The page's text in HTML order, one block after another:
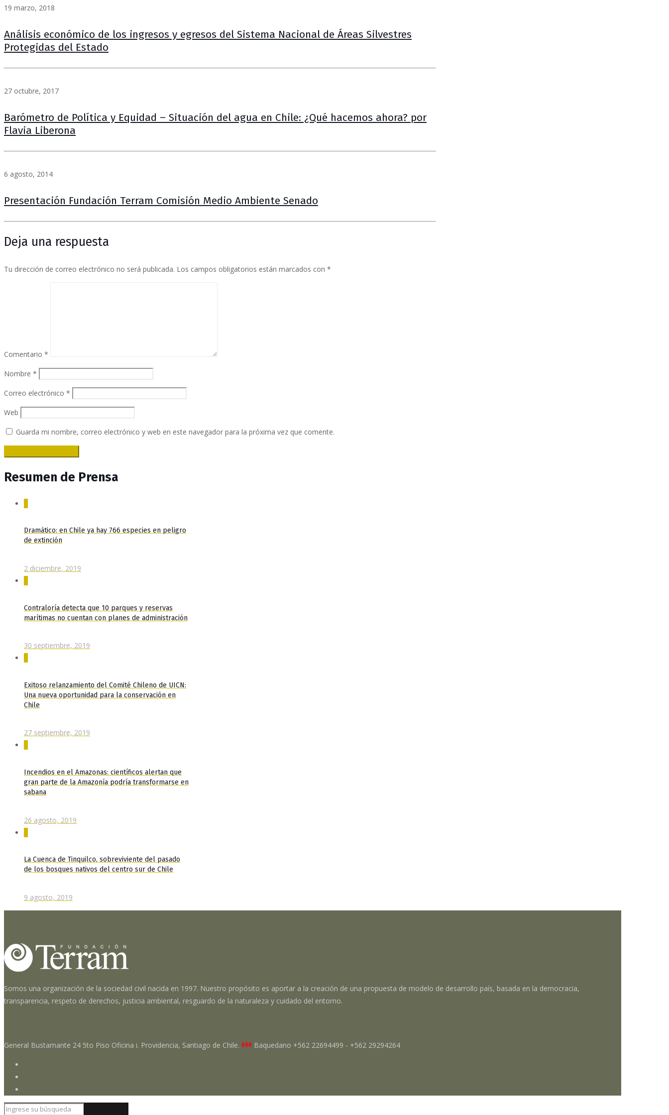
19 marzo, 2018
Análisis económico de los ingresos y egresos del Sistema Nacional de Áreas Silvestres
Protegidas del Estado
27 octubre, 2017
Barómetro de Política y Equidad – Situación del agua en Chile: ¿Qué hacemos ahora? por
Flavia Liberona
6 agosto, 2014
Presentación Fundación Terram Comisión Medio Ambiente Senado
Deja una respuesta
Tu dirección de correo electrónico no será publicada. Los campos obligatorios están marcados con *
Comentario *
Nombre *
Correo electrónico *
Web
Guarda mi nombre, correo electrónico y web en este navegador para la próxima vez que comente.
Resumen de Prensa
Dramático: en Chile ya hay 766 especies en peligro
de extinción
2 diciembre, 2019
Contraloría detecta que 10 parques y reservas
marítimas no cuentan con planes de administración
30 septiembre, 2019
Exitoso relanzamiento del Comité Chileno de UICN:
Una nueva oportunidad para la conservación en
Chile
27 septiembre, 2019
Incendios en el Amazonas: científicos alertan que
gran parte de la Amazonía podría transformarse en
sabana
26 agosto, 2019
La Cuenca de Tinquilco, sobreviviente del pasado
de los bosques nativos del centro sur de Chile
9 agosto, 2019
Somos una organización de la sociedad civil nacida en 1997. Nuestro propósito es aportar a la creación de una propuesta de modelo de desarrollo país, basada en la democracia,
transparencia, respeto de derechos, justicia ambiental, resguardo de la naturaleza y cuidado del entorno.
General Bustamante 24 5to Piso Oficina i. Providencia, Santiago de Chile. Baquedano +562 22694499 - +562 29294264